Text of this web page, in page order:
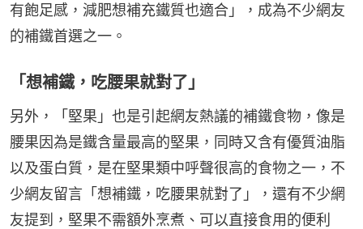
有飽足感，減肥想補充鐵質也適合」，成為不少網友
的補鐵首選之一。
「想補鐵，吃腰果就對了」
另外，「堅果」也是引起網友熱議的補鐵食物，像是
腰果因為是鐵含量最高的堅果，同時又含有優質油脂
以及蛋白質，是在堅果類中呼聲很高的食物之一，不
少網友留言「想補鐵，吃腰果就對了」，還有不少網
友提到，堅果不需額外烹煮、可以直接食用的便利